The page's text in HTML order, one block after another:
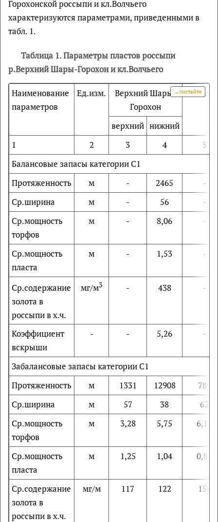
Горохонской россыпи и кл.Волчьего
характеризуются параметрами, приведенными в
табл. 1.
Таблица 1. Параметры пластов россыпи
р.Верхний Шары-Горохон и кл.Волчьего
Наименование
параметров
Ед.изм.
Верхний Шары-
Горохон
верхний нижний
1
2 3 4
5
Балансовые запасы категории С1
Протяженность
м - 2465
-
Ср.ширина
м - 56
-
Ср.мощность
торфов
м - 8,06 -
Ср.мощность
пласта
м - 1,53 -
Ср.содержание
золота в
россыпи в х.ч.
мг/м3 - 438 -
Коэффициент
вскрыши
- - 5,26 -
Забалансовые запасы категории С1
Протяженность
м 1331 12908
789
Ср.ширина
м 57 38
62
Ср.мощность
торфов
м 3,28 5,75 6,11
Ср.мощность
пласта
м 1,25 1,04 0,88
Ср.содержание
золота в
россыпи в х.ч.
мг/м 117 122 150